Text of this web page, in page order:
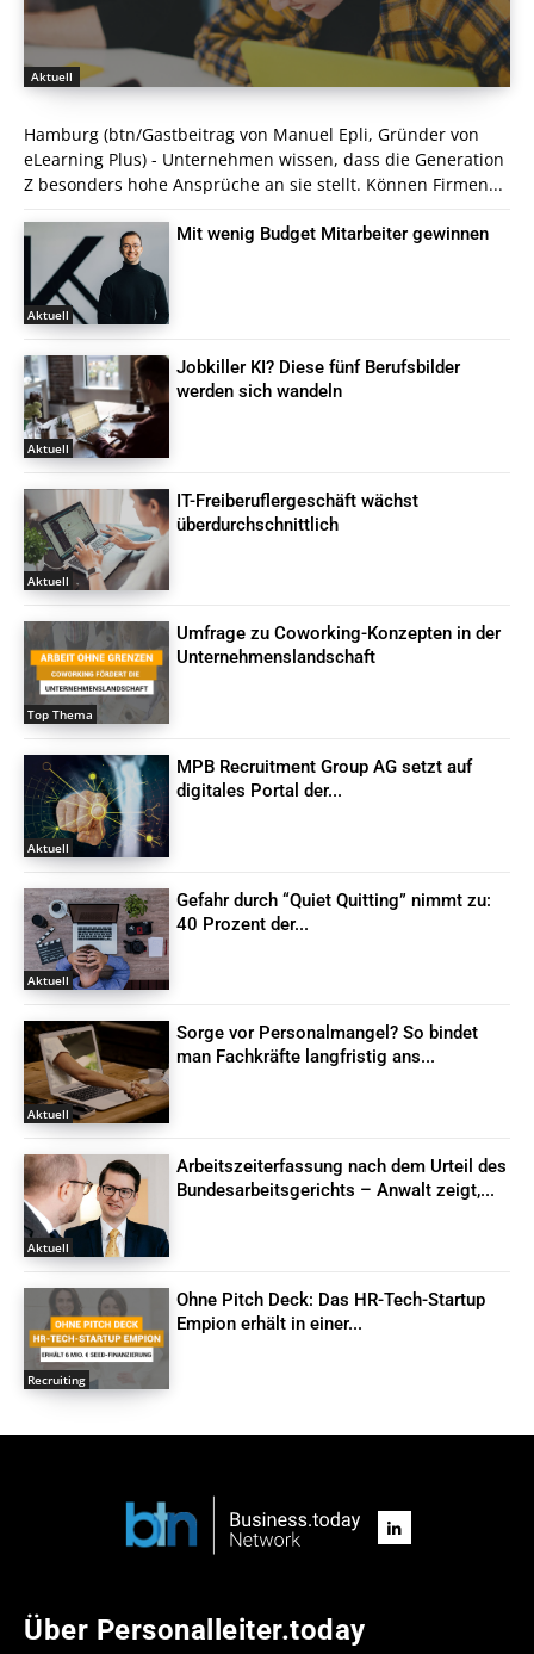
Aktuell
Hamburg (btn/Gastbeitrag von Manuel Epli, Gründer von
eLearning Plus) - Unternehmen wissen, dass die Generation
Z besonders hohe Ansprüche an sie stellt. Können Firmen...
Aktuell
Mit wenig Budget Mitarbeiter gewinnen
Aktuell
Jobkiller KI? Diese fünf Berufsbilder
werden sich wandeln
Aktuell
IT-Freiberuflergeschäft wächst
überdurchschnittlich
Top Thema
Umfrage zu Coworking-Konzepten in der
Unternehmenslandschaft
Aktuell
MPB Recruitment Group AG setzt auf
digitales Portal der...
Aktuell
Gefahr durch “Quiet Quitting” nimmt zu:
40 Prozent der...
Aktuell
Sorge vor Personalmangel? So bindet
man Fachkräfte langfristig ans...
Aktuell
Arbeitszeiterfassung nach dem Urteil des
Bundesarbeitsgerichts – Anwalt zeigt,...
Recruiting
Ohne Pitch Deck: Das HR-Tech-Startup
Empion erhält in einer...
Über Personalleiter.today